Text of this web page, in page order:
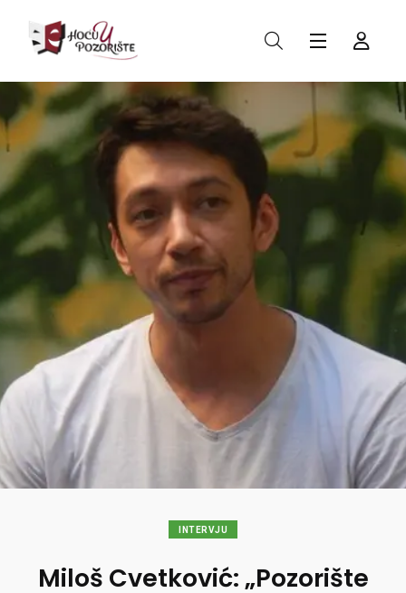
INTERVJU
Miloš Cvetković: „Pozorište